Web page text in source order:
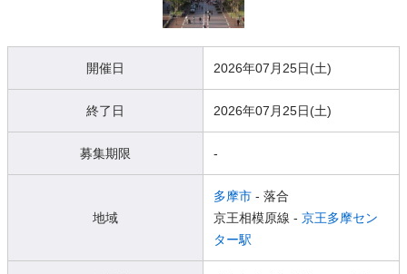
開催日 2026年07月25日(土)
終了日 2026年07月25日(土)
募集期限 -
地域
多摩市 - 落合
京王相模原線 - 京王多摩セン
ター駅